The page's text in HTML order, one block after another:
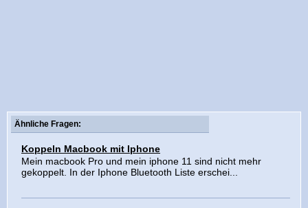
Ähnliche Fragen:
Koppeln Macbook mit Iphone
Mein macbook Pro und mein iphone 11 sind nicht mehr
gekoppelt. In der Iphone Bluetooth Liste erschei...